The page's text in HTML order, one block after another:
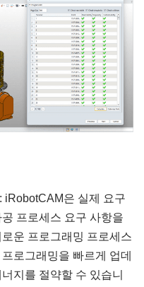
: iRobotCAM은 실제 요구
프로세스 요구 사항을
운 프로그래밍 프로세스
로그래밍을 빠르게 업데
지를 절약할 수 있습니